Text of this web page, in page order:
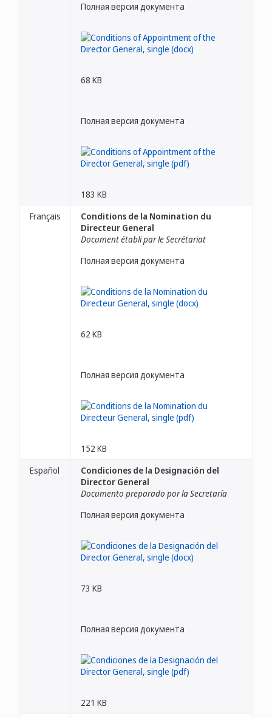
Полная версия документа
68 KB
Полная версия документа
183 KB
Français
Conditions de la Nomination du
Directeur General
Document établi par le Secrétariat
Полная версия документа
62 KB
Полная версия документа
152 KB
Español
Condiciones de la Designación del
Director General
Documento preparado por la Secretaría
Полная версия документа
73 KB
Полная версия документа
221 KB